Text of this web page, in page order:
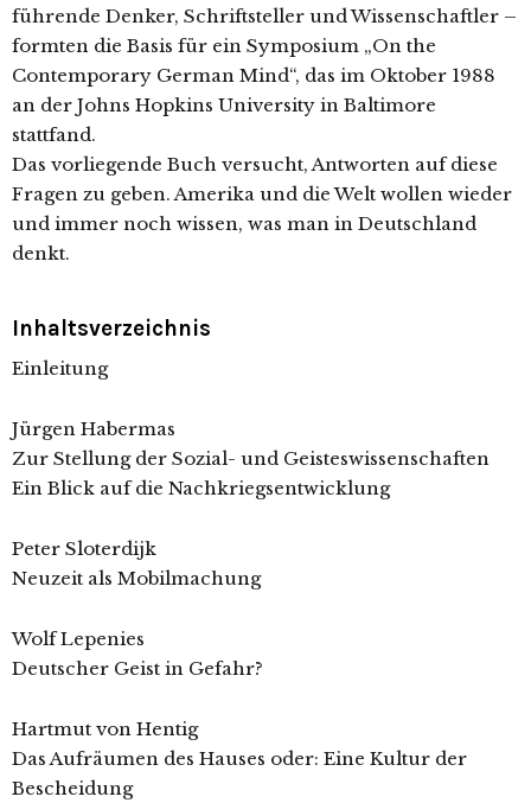
führende Denker, Schriftsteller und Wissenschaftler –
formten die Basis für ein Symposium „On the
Contemporary German Mind“, das im Oktober 1988
an der Johns Hopkins University in Baltimore
stattfand.
Das vorliegende Buch versucht, Antworten auf diese
Fragen zu geben. Amerika und die Welt wollen wieder
und immer noch wissen, was man in Deutschland
denkt.
Inhaltsverzeichnis
Einleitung
Jürgen Habermas
Zur Stellung der Sozial- und Geisteswissenschaften
Ein Blick auf die Nachkriegsentwicklung
Peter Sloterdijk
Neuzeit als Mobilmachung
Wolf Lepenies
Deutscher Geist in Gefahr?
Hartmut von Hentig
Das Aufräumen des Hauses oder: Eine Kultur der
Bescheidung